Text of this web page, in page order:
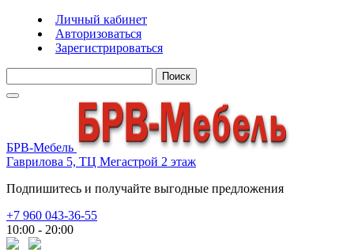
Личный кабинет
Авторизоваться
Зарегистрироваться
Поиск
БРВ-Мебель
Гаврилова 5, ТЦ Мегастрой 2 этаж
Подпишитесь и получайте выгодные предложения
+7 960 043-36-55
10:00 - 20:00